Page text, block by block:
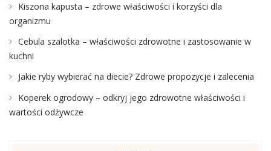
Kiszona kapusta – zdrowe właściwości i korzyści dla
organizmu
Cebula szalotka – właściwości zdrowotne i zastosowanie w
kuchni
Jakie ryby wybierać na diecie? Zdrowe propozycje i zalecenia
Koperek ogrodowy – odkryj jego zdrowotne właściwości i
wartości odżywcze